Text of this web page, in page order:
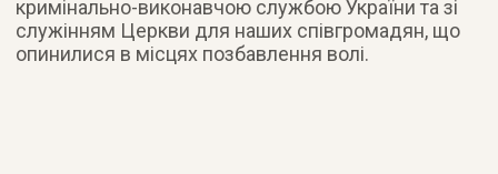
кримінально-виконавчою службою України та зі
служінням Церкви для наших співгромадян, що
опинилися в місцях позбавлення волі.